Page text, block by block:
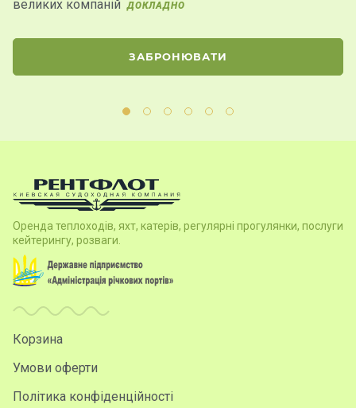
великих компаній
ДОКЛАДНО
ЗАБРОНЮВАТИ
Оренда теплоходів, яхт, катерів, регулярні прогулянки, послуги
кейтерингу, розваги.
Корзина
Умови оферти
Політика конфіденційності